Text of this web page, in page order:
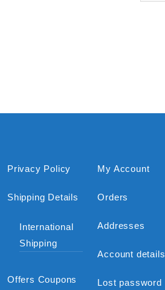
Privacy Policy
Shipping Details
International
Shipping
Offers Coupons
My Account
Orders
Addresses
Account details
Lost password